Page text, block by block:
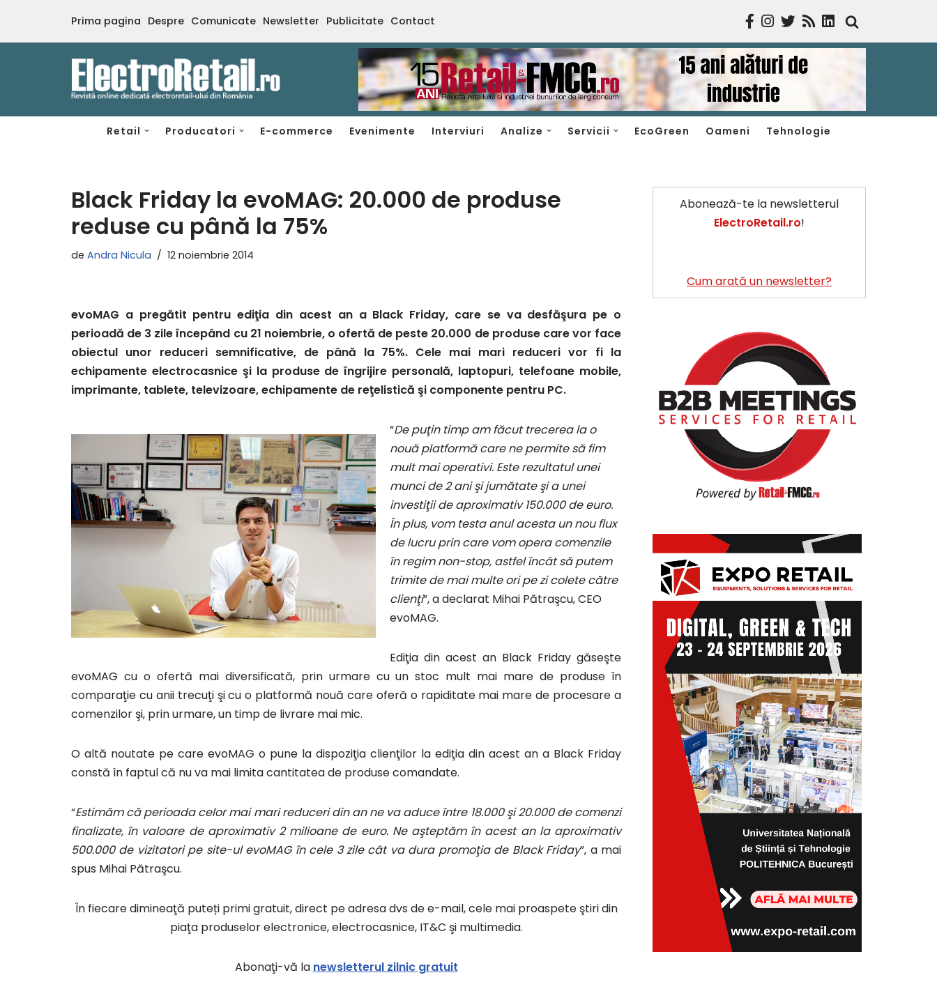
Sari
Prima pagina Despre Comunicate Newsletter Publicitate Contact
Retail Producatori E-commerce Evenimente Interviuri Analize Servicii EcoGreen Oameni Tehnologie
Black Friday la evoMAG: 20.000 de produse
reduse cu până la 75%
de Andra Nicula 12 noiembrie 2014
evoMAG a pregătit pentru ediţia din acest an a Black Friday, care se va desfăşura pe o
perioadă de 3 zile începând cu 21 noiembrie, o ofertă de peste 20.000 de produse care vor face
obiectul unor reduceri semnificative, de până la 75%. Cele mai mari reduceri vor fi la
echipamente electrocasnice şi la produse de îngrijire personală, laptopuri, telefoane mobile,
imprimante, tablete, televizoare, echipamente de reţelistică şi componente pentru PC.
“De puţin timp am făcut trecerea la o
nouă platformă care ne permite să fim
mult mai operativi. Este rezultatul unei
munci de 2 ani şi jumătate şi a unei
investiţii de aproximativ 150.000 de euro.
În plus, vom testa anul acesta un nou flux
de lucru prin care vom opera comenzile
în regim non-stop, astfel încât să putem
trimite de mai multe ori pe zi colete către
clienţi”, a declarat Mihai Pătraşcu, CEO
evoMAG.
Ediţia din acest an Black Friday găseşte
evoMAG cu o ofertă mai diversificată, prin urmare cu un stoc mult mai mare de produse în
comparaţie cu anii trecuţi şi cu o platformă nouă care oferă o rapiditate mai mare de procesare a
comenzilor şi, prin urmare, un timp de livrare mai mic.
O altă noutate pe care evoMAG o pune la dispoziţia clienţilor la ediţia din acest an a Black Friday
constă în faptul că nu va mai limita cantitatea de produse comandate.
“Estimăm că perioada celor mai mari reduceri din an ne va aduce între 18.000 şi 20.000 de comenzi
finalizate, în valoare de aproximativ 2 milioane de euro. Ne aşteptăm în acest an la aproximativ
500.000 de vizitatori pe site-ul evoMAG în cele 3 zile cât va dura promoţia de Black Friday”, a mai
spus Mihai Pătraşcu.
În fiecare dimineaţă puteți primi gratuit, direct pe adresa dvs de e-mail, cele mai proaspete ştiri din
piaţa produselor electronice, electrocasnice, IT&C şi multimedia.
Abonaţi-vă la newsletterul zilnic gratuit
Abonează-te la newsletterul
ElectroRetail.ro!
Cum arată un newsletter?